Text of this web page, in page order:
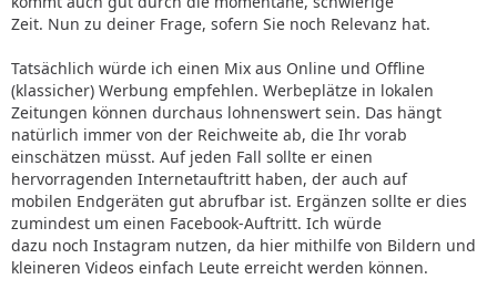
Zeit. Nun zu deiner Frage, sofern Sie noch Relevanz hat.
Tatsächlich würde ich einen Mix aus Online und Offline
(klassicher) Werbung empfehlen. Werbeplätze in lokalen
Zeitungen können durchaus lohnenswert sein. Das hängt
natürlich immer von der Reichweite ab, die Ihr vorab
einschätzen müsst. Auf jeden Fall sollte er einen
hervorragenden Internetauftritt haben, der auch auf
mobilen Endgeräten gut abrufbar ist. Ergänzen sollte er dies
zumindest um einen Facebook-Auftritt. Ich würde
dazu noch Instagram nutzen, da hier mithilfe von Bildern und
kleineren Videos einfach Leute erreicht werden können.